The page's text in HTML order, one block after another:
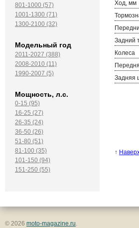
801-1000 (57)
1001-1300 (71)
1300-2100 (32)
Модельный год
2011-2027 (388)
2008-2010 (11)
1990-2007 (5)
Мощность, л.с.
0-15 (95)
16-25 (27)
26-35 (24)
36-50 (26)
51-80 (51)
81-100 (35)
101-150 (94)
151-250 (55)
Ход, мм
Задний
Колеса
Задняя
↑
© 2026 moto-magazine.ru.